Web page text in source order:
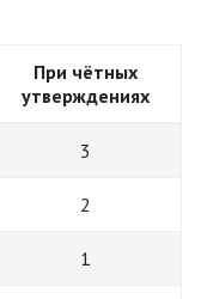
При чётных
утверждениях
3
2
1